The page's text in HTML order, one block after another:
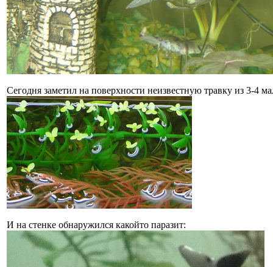
Сегодня заметил на поверхности неизвестную травку из 3-4
И на стенке обнаружился какойто паразит: